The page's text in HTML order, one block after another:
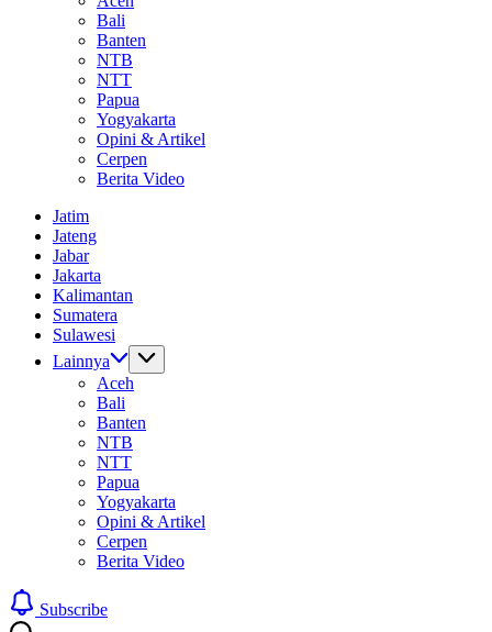
Bali
Banten
NTB
NTT
Papua
Yogyakarta
Opini & Artikel
Cerpen
Berita Video
Jatim
Jateng
Jabar
Jakarta
Kalimantan
Sumatera
Sulawesi
Lainnya
Aceh
Bali
Banten
NTB
NTT
Papua
Yogyakarta
Opini & Artikel
Cerpen
Berita Video
Subscribe